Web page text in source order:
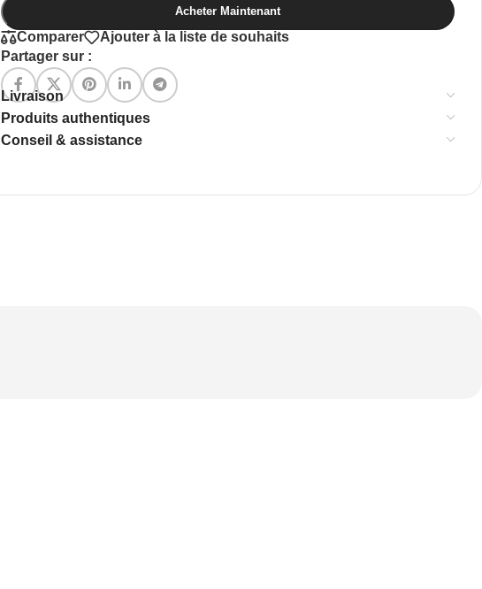
Acheter Maintenant
Comparer
Ajouter à la liste de souhaits
Partager sur :
Livraison
Produits authentiques
Conseil & assistance